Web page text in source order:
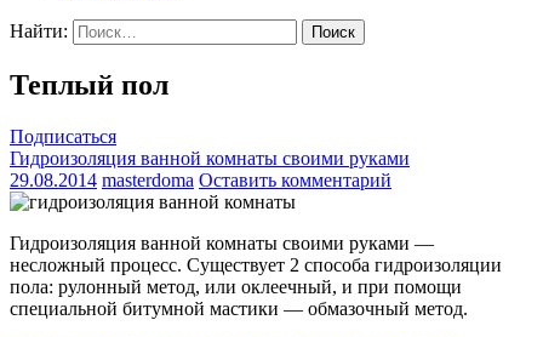
Найти:
Теплый пол
Подписаться
Гидроизоляция ванной комнаты своими руками
29.08.2014 masterdoma Оставить комментарий
Гидроизоляция ванной комнаты своими руками —
несложный процесс. Существует 2 способа гидроизоляции
пола: рулонный метод, или оклеечный, и при помощи
специальной битумной мастики — обмазочный метод.